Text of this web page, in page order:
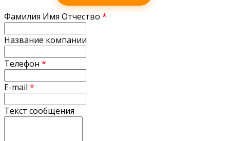
Фамилия Имя Отчество *
Название компании
Телефон *
E-mail *
Текст сообщения